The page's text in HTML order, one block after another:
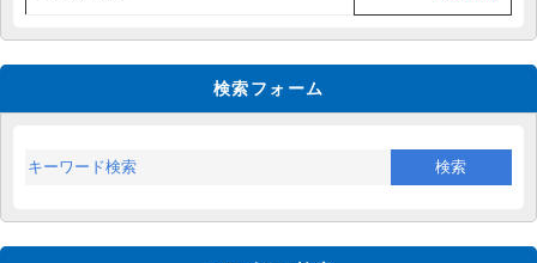
検索フォーム